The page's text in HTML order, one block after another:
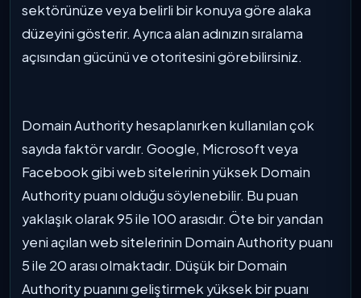
sektörünüze veya belirli bir konuya göre alaka
düzeyini gösterir. Ayrıca alan adınızın sıralama
açısından gücünü ve otoritesini görebilirsiniz.
Domain Authority hesaplanırken kullanılan çok
sayıda faktör vardır. Google, Microsoft veya
Facebook gibi web sitelerinin yüksek Domain
Authority puanı olduğu söylenebilir. Bu puan
yaklaşık olarak 95 ile 100 arasıdır. Öte bir yandan
yeni açılan web sitelerinin Domain Authority puanı
5 ile 20 arası olmaktadır. Düşük bir Domain
Authority puanını geliştirmek yüksek bir puanı